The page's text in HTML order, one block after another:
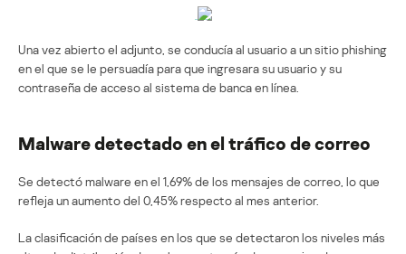
Una vez abierto el adjunto, se conducía al usuario a un sitio phishing
en el que se le persuadía para que ingresara su usuario y su
contraseña de acceso al sistema de banca en línea.
Malware detectado en el tráfico de correo
Se detectó malware en el 1,69% de los mensajes de correo, lo que
refleja un aumento del 0,45% respecto al mes anterior.
La clasificación de países en los que se detectaron los niveles más